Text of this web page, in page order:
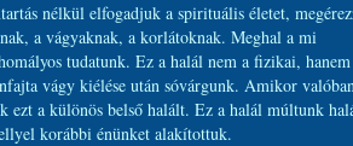
nélkül elfogadjuk a spirituális életet,
a vágyaknak, a korlátoknak. Meghal a mi
tudatunk. Ez a halál nem a fizikai,
vágy kiélése után sóvárgunk. Amikor
ezt a különös belső halált. Ez a halál múltunk
korábbi énünket alakítottuk.